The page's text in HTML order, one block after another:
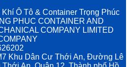
Ô Tô & Container Trọng Phúc
PHUC CONTAINER AND
COMPANY LIMITED
Khu Dân Cư Thới An, Đường Lê